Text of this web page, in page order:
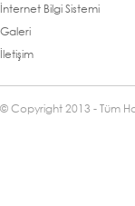
İnternet Bilgi Sistemi
Galeri
İletişim
© Copyright 2013 - Tüm